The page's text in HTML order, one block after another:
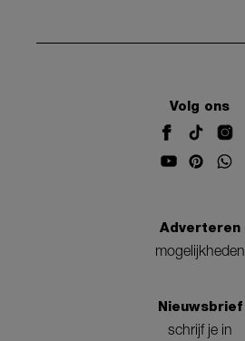
Volg ons
Adverteren
mogelijkheden
Nieuwsbrief
schrijf je in